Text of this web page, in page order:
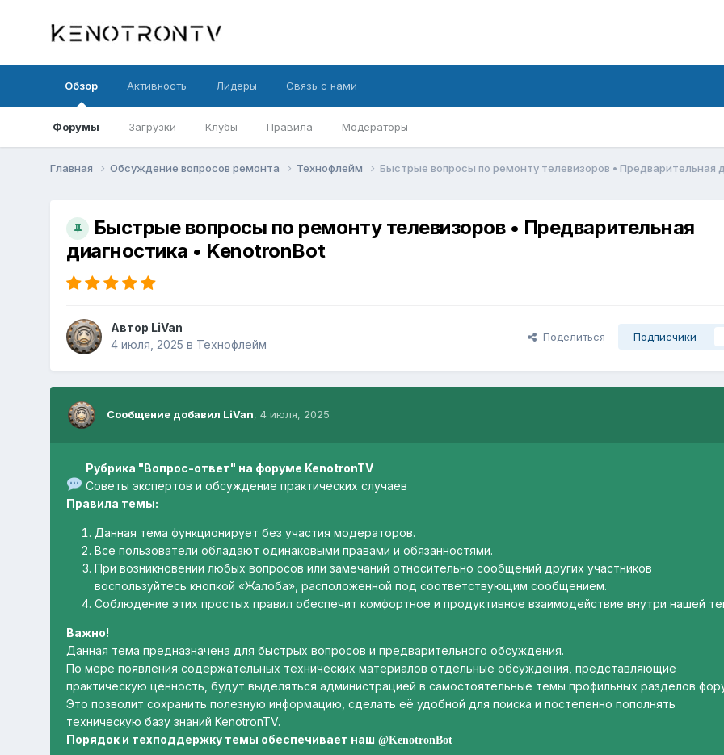
Обзор
Форумы Загрузки Клубы Правила Модераторы
Активность Лидеры Связь с нами
Главная Обсуждение вопросов ремонта Технофлейм Быстрые вопросы по ремонту телевизоров • Предварительная
Быстрые вопросы по ремонту телевизоров • Предварительная
диагностика • KenotronBot
Автор LiVan
4 июля, 2025 в Технофлейм
Поделиться Подписчики
Сообщение добавил LiVan,4 июля, 2025
Рубрика "Вопрос-ответ" на форуме KenotronTV
Советы экспертов и обсуждение практических случаев
Правила темы:
Данная тема функционирует без участия модераторов.
Все пользователи обладают одинаковыми правами и обязанностями.
При возникновении любых вопросов или замечаний относительно сообщений других участников
воспользуйтесь кнопкой «Жалоба», расположенной под соответствующим сообщением.
Соблюдение этих простых правил обеспечит комфортное и продуктивное взаимодействие внутри нашей
Важно!
Данная тема предназначена для быстрых вопросов и предварительного обсуждения.
По мере появления содержательных технических материалов отдельные обсуждения, представляющие
практическую ценность, будут выделяться администрацией в самостоятельные темы профильных разделов
Это позволит сохранить полезную информацию, сделать её удобной для поиска и постепенно пополнять
техническую базу знаний KenotronTV.
Порядок и техподдержку темы обеспечивает наш @KenotronBot